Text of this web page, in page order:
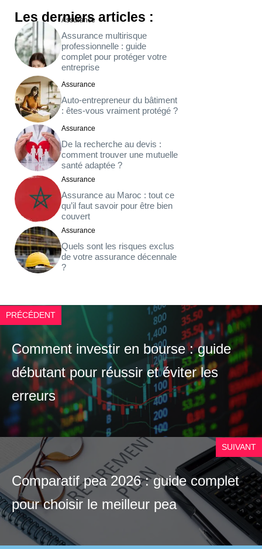
Les derniers articles :
Assurance
Assurance multirisque
professionnelle : guide
complet pour protéger votre
entreprise
Assurance
Auto-entrepreneur du bâtiment
: êtes-vous vraiment protégé ?
Assurance
De la recherche au devis :
comment trouver une mutuelle
santé adaptée ?
Assurance
Assurance au Maroc : tout ce
qu’il faut savoir pour être bien
couvert
Assurance
Quels sont les risques exclus
de votre assurance décennale
?
PRÉCÉDENT
Comment investir en bourse : guide
débutant pour réussir et éviter les
erreurs
SUIVANT
Comparatif pea 2026 : guide complet
pour choisir le meilleur pea